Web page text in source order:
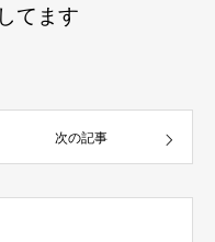
てます
次の記事